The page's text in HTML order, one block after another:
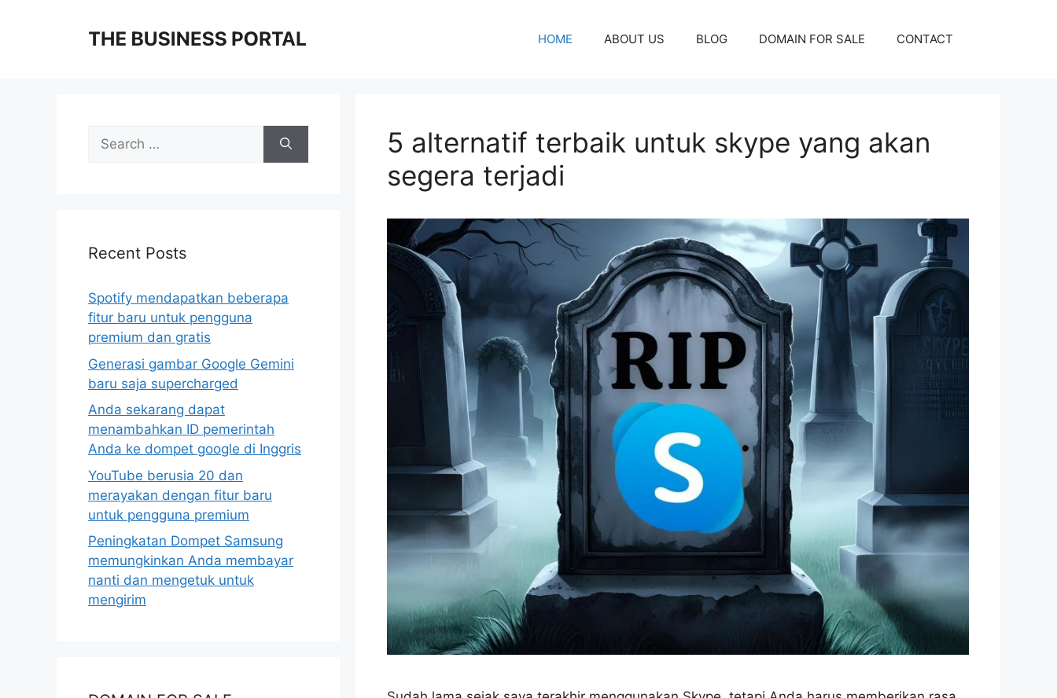
HOME ABOUT US BLOG DOMAIN FOR SALE CONTACT
5 alternatif terbaik untuk skype yang akan
segera terjadi
Search
for:
Recent Posts
Spotify mendapatkan beberapa
fitur baru untuk pengguna
premium dan gratis
Generasi gambar Google Gemini
baru saja supercharged
Anda sekarang dapat
menambahkan ID pemerintah
Anda ke dompet google di Inggris
YouTube berusia 20 dan
merayakan dengan fitur baru
untuk pengguna premium
Peningkatan Dompet Samsung
memungkinkan Anda membayar
nanti dan mengetuk untuk
mengirim